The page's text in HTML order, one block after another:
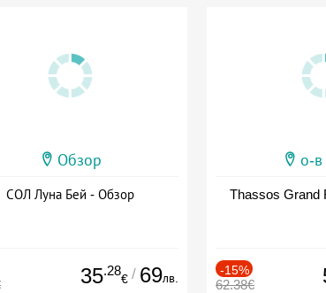
Обзор
СОЛ Луна Бей - Обзор
35.28
€ / 69лв.
о-в
Thassos Grand
-15%
62.38€